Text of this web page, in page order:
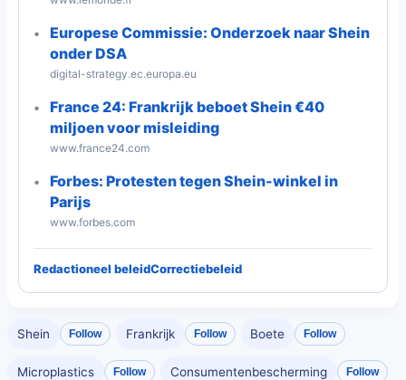
Europese Commissie: Onderzoek naar Shein
onder DSA
digital-strategy.ec.europa.eu
France 24: Frankrijk beboet Shein €40
miljoen voor misleiding
www.france24.com
Forbes: Protesten tegen Shein-winkel in
Parijs
www.forbes.com
Redactioneel beleidCorrectiebeleid
Shein Follow Frankrijk Follow Boete Follow
Microplastics Follow Consumentenbescherming Follow